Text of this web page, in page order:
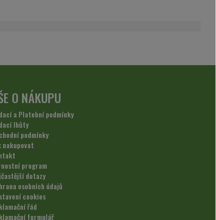
O NÁKUPU
a Platební podmínky
lhůty
podmínky
nakupovat
program
dotazy
osobních údajů
cookies
řád
formulář